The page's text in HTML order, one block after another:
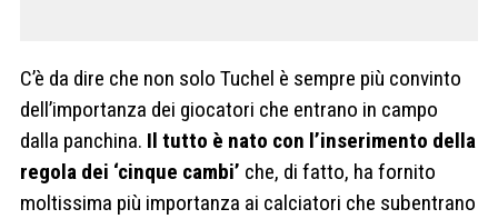
C’è da dire che non solo Tuchel è sempre più convinto
dell’importanza dei giocatori che entrano in campo
dalla panchina. Il tutto è nato con l’inserimento della
regola dei ‘cinque cambi’ che, di fatto, ha fornito
moltissima più importanza ai calciatori che subentrano